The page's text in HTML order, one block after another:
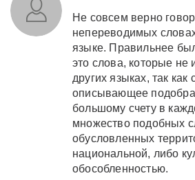
Не совсем верно
непереводимых
языке. Правильнее
это слова, которые не
других языках, так как
описывающее
большому счету в
множество подобных
обусловленных
национальной, либо
обособленностью.